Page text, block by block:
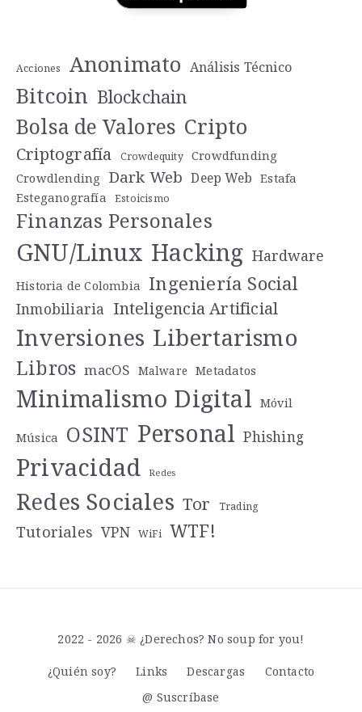
Acciones Anonimato Análisis Técnico
Bitcoin Blockchain
Bolsa de Valores Cripto
Criptografía Crowdequity
Crowdfunding
Crowdlending Dark Web Deep Web Estafa
Esteganografía
Estoicismo
Finanzas Personales
GNU/Linux Hacking Hardware
Historia de Colombia Ingeniería Social
Inmobiliaria Inteligencia Artificial
Inversiones Libertarismo
Libros macOS Malware Metadatos
Minimalismo Digital Móvil
Música OSINT Personal Phishing
Privacidad Redes
Redes Sociales Tor Trading
Tutoriales VPN WiFi WTF!
2022 - 2026 ☠ ¿Derechos? No soup for you!
¿Quién soy? Links Descargas
Contacto
@ Suscríbase